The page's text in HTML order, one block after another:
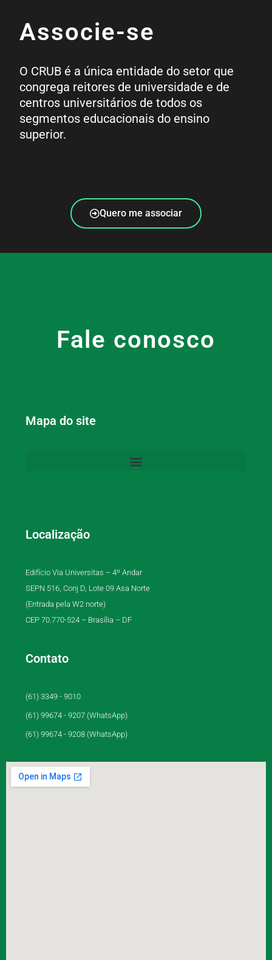
Associe-se
O CRUB é a única entidade do setor que
congrega reitores de universidade e de
centros universitários de todos os
segmentos educacionais do ensino
superior.
Quero me associar
Fale conosco
Mapa do site
Localização
Edifício Via Universitas – 4º Andar
SEPN 516, Conj D, Lote 09 Asa Norte
(Entrada pela W2 norte)
CEP 70.770-524 – Brasília – DF
Contato
(61) 3349 - 9010
(61) 99674 - 9207 (WhatsApp)
(61) 99674 - 9208 (WhatsApp)